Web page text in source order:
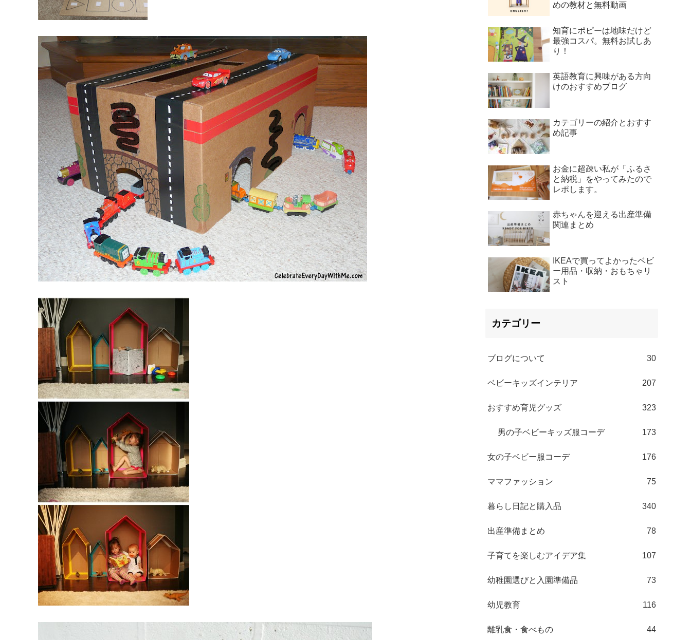
めの教材と無料動画
知育にポピーは地味だけど
最強コスパ。無料お試しあ
り！
英語教育に興味がある方向
けのおすすめブログ
カテゴリーの紹介とおすす
め記事
お金に超疎い私が「ふるさ
と納税」をやってみたので
レポします。
赤ちゃんを迎える出産準備
関連まとめ
IKEAで買ってよかったベビ
ー用品・収納・おもちゃリ
スト
カテゴリー
ブログについて 30
ベビーキッズインテリア 207
おすすめ育児グッズ 323
男の子ベビーキッズ服コーデ 173
女の子ベビー服コーデ 176
ママファッション 75
暮らし日記と購入品 340
出産準備まとめ 78
子育てを楽しむアイデア集 107
幼稚園選びと入園準備品 73
幼児教育 116
離乳食・食べもの 44